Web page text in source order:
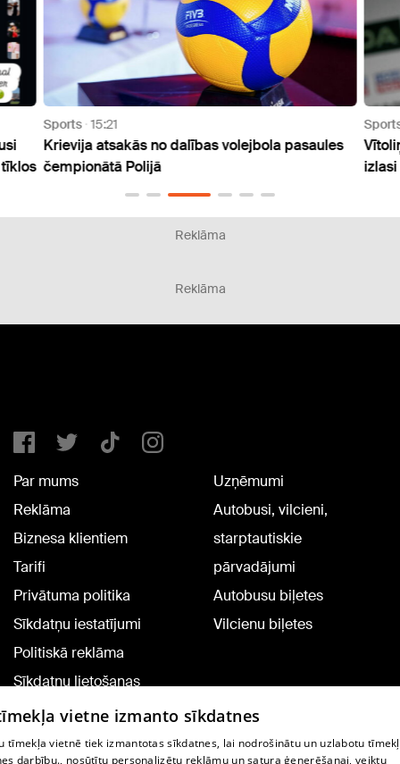
Sports 15:21
Krievija atsakās no dalības volejbola pasaules
čempionātā Polijā
izlasi
Reklāma
Reklāma
Par mums
Reklāma
Biznesa klientiem
Tarifi
Privātuma politika
Sīkdatņu iestatījumi
Politiskā reklāma
Sīkdatņu lietošanas
noteikumi
Komentāru pievienošana
Uzņēmumi
Autobusi, vilcieni,
starptautiskie
pārvadājumi
Autobusu biļetes
Vilcienu biļetes
vietne izmanto sīkdatnes
tīmekļa vietnē tiek izmantotas sīkdatnes, lai nodrošinātu un uzlabotu
darbību., nosūtītu personalizētu reklāmu un satura ģenerēšanai, veiktu